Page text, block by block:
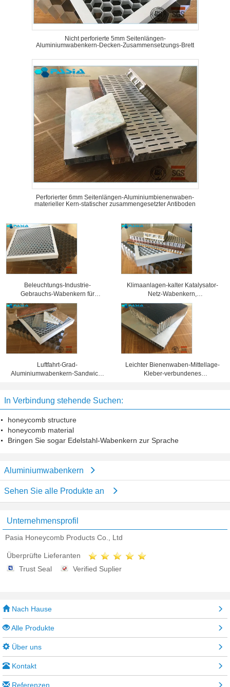
Nicht perforierte 5mm Seitenlängen-
Aluminiumwabenkern-Decken-Zusammensetzungs-Brett
Perforierter 6mm Seitenlängen-Aluminiumbienenwaben-
materieller Kern-statischer zusammengesetzter Antiboden
Beleuchtungs-Industrie-
Gebrauchs-Wabenkern für
verschiedene Ausstellungs-
Scheinwerfer-Gitter
Klimaanlagen-kalter Katalysator-
Netz-Wabenkern,
Aluminiumbienenwaben-Platten
Luftfahrt-Grad-
Aluminiumwabenkern-Sandwich-
Leichter Bienenwaben-Mittellage-
Kleber-verbundenes
In Verbindung stehende Suchen:
honeycomb structure
honeycomb material
Bringen Sie sogar Edelstahl-Wabenkern zur Sprache
Aluminiumwabenkern
Sehen Sie alle Produkte an
Unternehmensprofil
Pasia Honeycomb Products Co., Ltd
Überprüfte Lieferanten
Trust Seal
Verified Suplier
Nach Hause
Alle Produkte
Über uns
Kontakt
Referenzen